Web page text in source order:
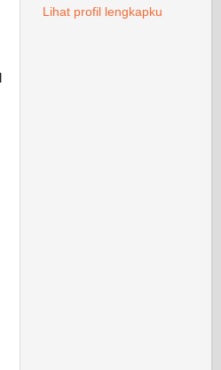
Lihat profil lengkapku